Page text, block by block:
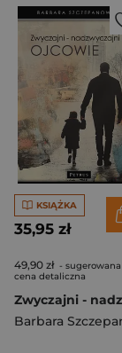
KSIĄŻKA
35,95 zł
49,90 zł - sugerowana
cena detaliczna